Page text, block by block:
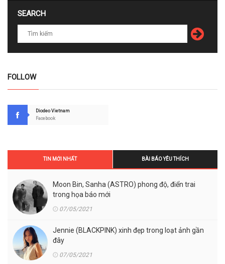
SEARCH
FOLLOW
Diodeo Vietnam
Facebook
TIN MỚI NHẤT BÀI BÁO YÊU THÍCH
Moon Bin, Sanha (ASTRO) phong độ, điển trai
trong họa báo mới
07/05/2021
Jennie (BLACKPINK) xinh đẹp trong loạt ảnh gần
đây
07/05/2021